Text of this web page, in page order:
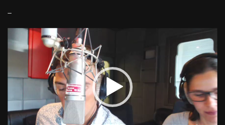
–
Video
Player